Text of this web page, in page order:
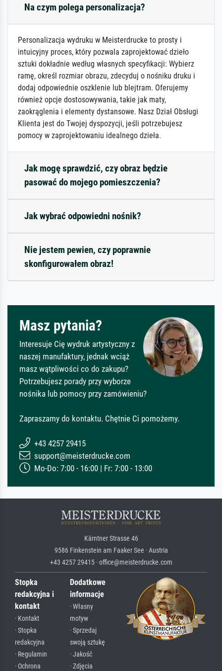
Na czym polega personalizacja?
Personalizacja wydruku w Meisterdrucke to prosty i
intuicyjny proces, który pozwala zaprojektować dzieło
sztuki dokładnie według własnych specyfikacji: Wybierz
ramę, określ rozmiar obrazu, zdecyduj o nośniku druku i
dodaj odpowiednie oszklenie lub blejtram. Oferujemy
również opcje dostosowywania, takie jak maty,
zaokrąglenia i elementy dystansowe. Nasz Dział Obsługi
Klienta jest do Twojej dyspozycji, jeśli potrzebujesz
pomocy w zaprojektowaniu idealnego dzieła.
Jak mogę sprawdzić, czy obraz będzie
pasować do mojego pomieszczenia?
Jak wybrać odpowiedni nośnik?
Nie jestem pewien, czy poprawnie
skonfigurowałem obraz!
Masz pytania?
Interesuje Cię wydruk artystyczny z
naszej manufaktury, jednak wciąż
masz wątpliwości co do zakupu?
Potrzebujesz porady przy wyborze
nośnika lub pomocy przy zamówieniu?
Zapraszamy do kontaktu. Chętnie Ci pomożemy.
+43 4257 29415
support@meisterdrucke.com
Mo-Do: 7:00 - 16:00 | Fr: 7:00 - 13:00
Kärntner Strasse 46
9586 Finkenstein am Faaker See · Austria
+43 4257 29415 · office@meisterdrucke.com
Stopka
redakcyjna i
kontakt
· Kontakt
· Stopka
redakcyjna
· Regulamin
· Ochrona
Dodatkowe
informacje
· Własny
motyw
· Sprzedaj
swoją sztukę
· Jakość
· Zdjęcia